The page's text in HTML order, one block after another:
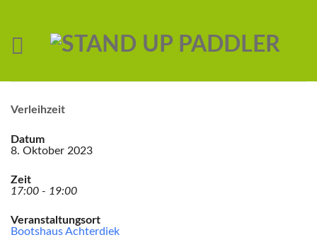
Verleihzeit
Datum
8. Oktober 2023
Zeit
17:00 - 19:00
Veranstaltungsort
Bootshaus Achterdiek